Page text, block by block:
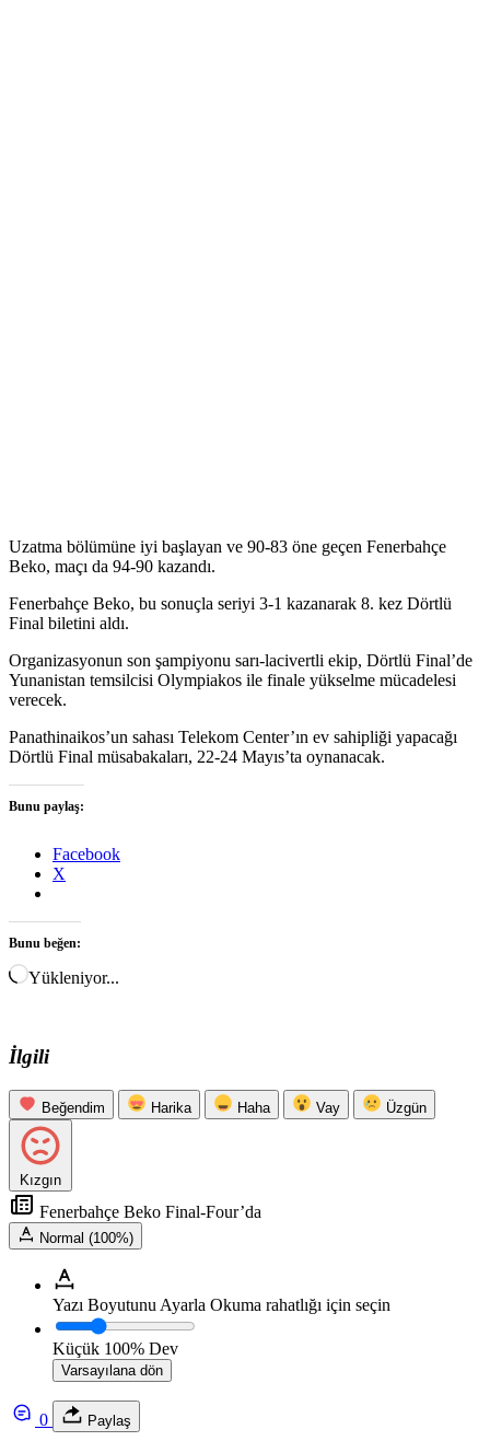
Uzatma bölümüne iyi başlayan ve 90-83 öne geçen Fenerbahçe
Beko, maçı da 94-90 kazandı.
Fenerbahçe Beko, bu sonuçla seriyi 3-1 kazanarak 8. kez Dörtlü
Final biletini aldı.
Organizasyonun son şampiyonu sarı-lacivertli ekip, Dörtlü Final’de
Yunanistan temsilcisi Olympiakos ile finale yükselme mücadelesi
verecek.
Panathinaikos’un sahası Telekom Center’ın ev sahipliği yapacağı
Dörtlü Final müsabakaları, 22-24 Mayıs’ta oynanacak.
Bunu paylaş:
Facebook
X
Bunu beğen:
Yükleniyor...
İlgili
Beğendim Harika Haha Vay Üzgün
Kızgın
Fenerbahçe Beko Final-Four’da
Normal (100%)
Yazı Boyutunu Ayarla Okuma rahatlığı için seçin
Küçük 100% Dev
Varsayılana dön
0 Paylaş